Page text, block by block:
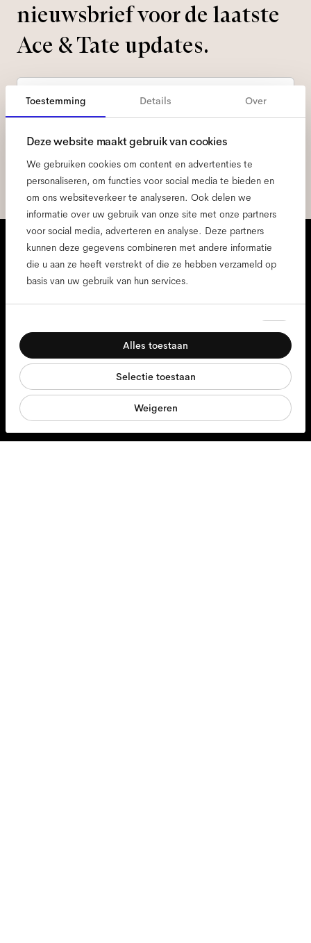
Toestemming Details Over
Deze website maakt gebruik van cookies
We gebruiken cookies om content en advertenties te
personaliseren, om functies voor social media te bieden en
om ons websiteverkeer te analyseren. Ook delen we
informatie over uw gebruik van onze site met onze partners
voor social media, adverteren en analyse. Deze partners
kunnen deze gegevens combineren met andere informatie
die u aan ze heeft verstrekt of die ze hebben verzameld op
basis van uw gebruik van hun services.
Noodzakelijk
Voorkeuren
Statistieken
Marketing
Alles toestaan
Selectie toestaan
Weigeren
nieuwsbrief voor de laatste
Ace & Tate updates.
E-
gegevens en heb hetprivacybeleidgelezen *
meld je aan
We staan voor je klaar
Ma - Vr, 9:00 - 17:00
Brillen
Zonnebrillen
Contactlenzen